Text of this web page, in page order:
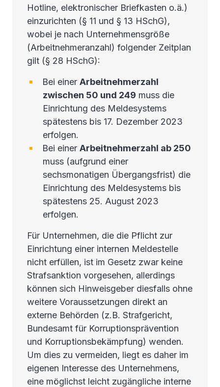
Hotline, elektronischer Briefkasten o.ä.)
einzurichten (§ 11 und § 13 HSchG),
wobei je nach Unternehmensgröße
(Arbeitnehmeranzahl) folgender Zeitplan
gilt (§ 28 HSchG):
Bei einer Arbeitnehmerzahl
zwischen 50 und 249 muss die
Einrichtung des Meldesystems
spätestens bis 17. Dezember 2023
erfolgen.
Bei einer Arbeitnehmerzahl ab 250
muss (aufgrund einer
sechsmonatigen Übergangsfrist) die
Einrichtung des Meldesystems bis
spätestens 25. August 2023
erfolgen.
Für Unternehmen, die die Pflicht zur
Einrichtung einer internen Meldestelle
nicht erfüllen, ist im Gesetz zwar keine
Strafsanktion vorgesehen, allerdings
können sich Hinweisgeber diesfalls ohne
weitere Voraussetzungen direkt an
externe Behörden (z.B. Strafgericht,
Bundesamt für Korruptionsprävention
und Korruptionsbekämpfung) wenden.
Um dies zu vermeiden, liegt es daher im
eigenen Interesse des Unternehmens,
eine möglichst leicht zugängliche interne